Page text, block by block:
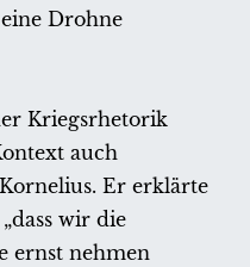
Drohne
Kriegsrhetorik
auch
Er erklärte
wir die
ernst nehmen